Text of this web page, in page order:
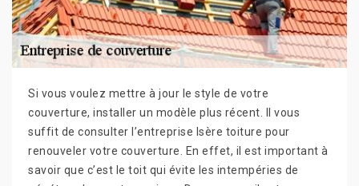
Si vous voulez mettre à jour le style de votre
couverture, installer un modèle plus récent. Il vous
suffit de consulter l’entreprise Isère toiture pour
renouveler votre couverture. En effet, il est important à
savoir que c’est le toit qui évite les intempéries de